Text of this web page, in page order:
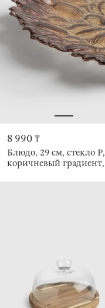
8 990 ₸
Блюдо, 29 см, стекло Р,
коричневый градиент,